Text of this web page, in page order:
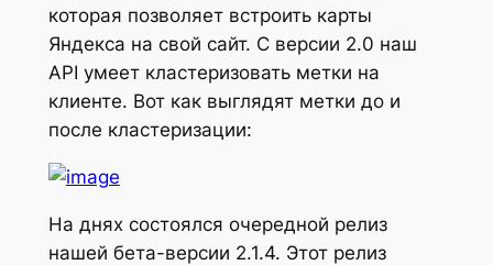
которая позволяет встроить карты
Яндекса на свой сайт. С версии 2.0 наш
API умеет кластеризовать метки на
клиенте. Вот как выглядят метки до и
после кластеризации:
На днях состоялся очередной релиз
нашей бета-версии 2.1.4. Этот релиз